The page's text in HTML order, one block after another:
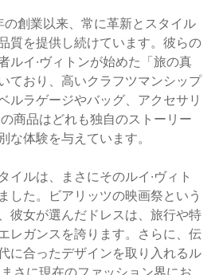
の創業以来、常に革新とスタイル
質を提供し続けています。彼らの
ルイ·ヴィトンが始めた「旅の真
ており、高いクラフツマンシップ
ルラゲージやバッグ、アクセサリ
商品はどれも独自のストーリー
な体験を与えています。
イルは、まさにそのルイ·ヴィト
した。ビアリッツの映画祭という
彼女が選んだドレスは、旅行や特
レガンスを誇ります。さらに、伝
に合ったデザインを取り入れるル